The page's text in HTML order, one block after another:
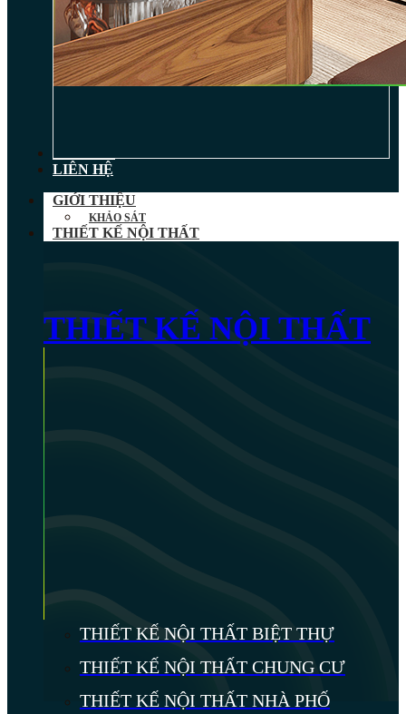
LIÊN HỆ
GIỚI THIỆU
KHẢO SÁT
THIẾT KẾ NỘI THẤT
THIẾT KẾ NỘI THẤT
THIẾT KẾ NỘI THẤT BIỆT THỰ
THIẾT KẾ NỘI THẤT CHUNG CƯ
THIẾT KẾ NỘI THẤT NHÀ PHỐ